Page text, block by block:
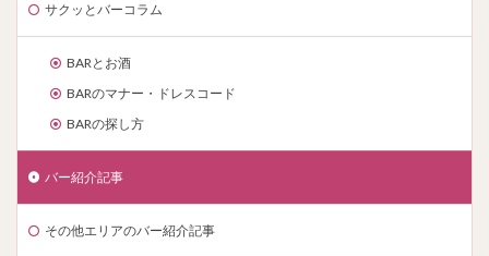
サクッとバーコラム
BARとお酒
BARのマナー・ドレスコード
BARの探し方
バー紹介記事
その他エリアのバー紹介記事